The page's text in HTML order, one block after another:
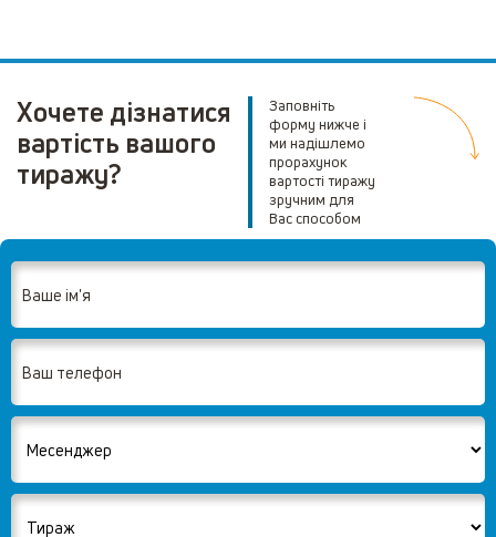
Хочете дізнатися
вартість вашого
тиражу?
Заповніть
форму нижче і
ми надішлемо
прорахунок
вартості тиражу
зручним для
Вас способом